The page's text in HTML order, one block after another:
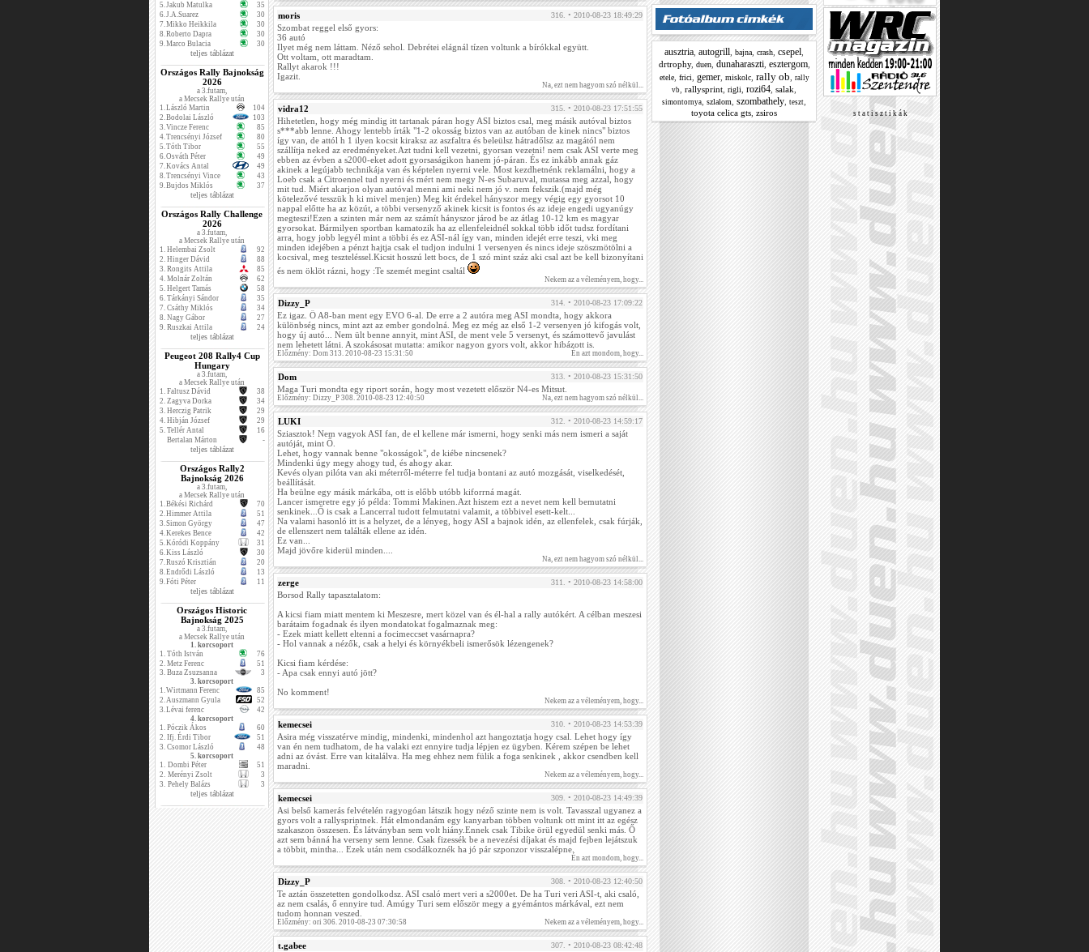
5.Jakub Matulka
35
6.J.A.Suarez
30
7.Mikko Heikkila
30
8.Roberto Dapra
30
9.Marco Bulacia 30
teljes táblázat
Országos Rally Bajnokság
2026
a 3.futam,
a Mecsek Rallye után
1.László Martin
104
2.Bodolai László
103
3.Vincze Ferenc
85
4.Trencsényi József
80
5.Tóth Tibor
55
6.Osváth Péter
49
7.Kovács Antal
49
8.Trencsényi Vince
43
9.Bujdos Miklós 37
teljes táblázat
Országos Rally Challenge
2026
a 3.futam,
a Mecsek Rallye után
1. Helembai Zsolt
92
2. Hinger Dávid
88
3. Rongits Attila
85
4. Molnár Zoltán
62
5. Helgert Tamás
58
6. Tárkányi Sándor
35
7. Csáthy Miklós
34
8. Nagy Gábor
27
9. Ruszkai Attila 24
teljes táblázat
Peugeot 208 Rally4 Cup
Hungary
a 3.futam,
a Mecsek Rallye után
1. Faltusz Dávid
38
2. Zagyva Dorka
34
3. Herczig Patrik
29
4. Hibján József
29
5. Tellér Antal
16
Bertalan Márton
-
teljes táblázat
Országos Rally2
Bajnokság 2026
a 3.futam,
a Mecsek Rallye után
1.Békési Richárd
70
2.Himmer Attila
51
3.Simon György
47
4.Kerekes Bence
42
5.Kóródi Koppány
31
6.Kiss László
30
7.Ruszó Krisztián
20
8.Endrődi László
13
9.Fóti Péter 11
teljes táblázat
Országos Historic
Bajnokság 2025
a 3.futam,
a Mecsek Rallye után
1. korcsoport
1. Tóth István
76
2. Metz Ferenc
51
3. Buza Zsuzsanna
3
3. korcsoport
1.Wirtmann Ferenc
85
2.Auszmann Gyula
52
3.Lévai ferenc
42
4. korcsoport
1. Póczik Ákos
60
2. Ifj. Érdi Tibor
51
3. Csomor László
48
5. korcsoport
1. Dombi Péter
51
2. Merényi Zsolt
3
3. Pehely Balázs 3
teljes táblázat
moris 316. • 2010-08-23 18:49:29
Szombat reggel első gyors:
36 autó
Ilyet még nem láttam. Néző sehol. Debrétei elágnál tízen voltunk a bírókkal együtt.
Ott voltam, ott maradtam.
Rallyt akarok !!!
Igazit.
Na, ezt nem hagyom szó nélkül...
vidra12 315. • 2010-08-23 17:51:55
Hihetetlen, hogy még mindig itt tartanak páran hogy ASI biztos csal, meg másik autóval biztos
s***abb lenne. Ahogy lentebb írták "1-2 okosság biztos van az autóban de kinek nincs" biztos
így van, de attól h 1 ilyen kocsit kiraksz az aszfaltra és beleülsz hátradőlsz az magától nem
szállítja neked az eredményeket.Azt tudni kell vezetni, gyorsan vezetni! nem csak ASI verte meg
ebben az évben a s2000-eket adott gyorsaságikon hanem jó-páran. És ez inkább annak gáz
akinek a legújabb technikája van és képtelen nyerni vele. Most kezdhetnénk reklamálni, hogy a
Loeb csak a Citroennel tud nyerni és mért nem megy N-es Subaruval, mutassa meg azzal, hogy
mit tud. Miért akarjon olyan autóval menni ami neki nem jó v. nem fekszik.(majd még
kötelezővé tesszük h ki mivel menjen) Meg kit érdekel hányszor megy végig egy gyorsot 10
nappal előtte ha az közút, a többi versenyző akinek kicsit is fontos és az ideje engedi ugyanúgy
megteszi!Ezen a szinten már nem az számít hányszor járod be az átlag 10-12 km es magyar
gyorsokat. Bármilyen sportban kamatozik ha az ellenfeleidnél sokkal több időt tudsz fordítani
arra, hogy jobb legyél mint a többi és ez ASI-nál így van, minden idejét erre teszi, vki meg
minden idejében a pénzt hajtja csak el tudjon indulni 1 versenyen és nincs ideje szöszmötölni a
kocsival, meg teszteléssel.Kicsit hosszú lett bocs, de 1 szó mint száz aki csal azt be kell bizonyítani
és nem öklöt rázni, hogy :Te szemét megint csaltál
Nekem az a véleményem, hogy...
Dizzy_P 314. • 2010-08-23 17:09:22
Ez igaz. Ő A8-ban ment egy EVO 6-al. De erre a 2 autóra meg ASI mondta, hogy akkora
különbség nincs, mint azt az ember gondolná. Meg ez még az első 1-2 versenyen jó kifogás volt,
hogy új autó... Nem ült benne annyit, mint ASI, de ment vele 5 versenyt, és számottevő javulást
nem lehetett látni. A szokásosat mutatta: amikor nagyon gyors volt, akkor hibázott is.
Előzmény: Dom 313. 2010-08-23 15:31:50 Én azt mondom, hogy...
Dom 313. • 2010-08-23 15:31:50
Maga Turi mondta egy riport során, hogy most vezetett először N4-es Mitsut.
Előzmény: Dizzy_P 308. 2010-08-23 12:40:50 Na, ezt nem hagyom szó nélkül...
LUKI 312. • 2010-08-23 14:59:17
Sziasztok! Nem vagyok ASI fan, de el kellene már ismerni, hogy senki más nem ismeri a saját
autóját, mint Ő.
Lehet, hogy vannak benne "okosságok", de kiébe nincsenek?
Mindenki úgy megy ahogy tud, és ahogy akar.
Kevés olyan pilóta van aki méterről-méterre fel tudja bontani az autó mozgását, viselkedését,
beállítását.
Ha beülne egy másik márkába, ott is előbb utóbb kiforrná magát.
Lancer ismeretre egy jó példa: Tommi Makinen.Azt hiszem ezt a nevet nem kell bemutatni
senkinek...Ő is csak a Lancerral tudott felmutatni valamit, a többivel esett-kelt...
Na valami hasonló itt is a helyzet, de a lényeg, hogy ASI a bajnok idén, az ellenfelek, csak fúrják,
de ellenszert nem találták ellene az idén.
Ez van...
Majd jövőre kiderül minden....
Na, ezt nem hagyom szó nélkül...
zerge 311. • 2010-08-23 14:58:00
Borsod Rally tapasztalatom:
A kicsi fiam miatt mentem ki Meszesre, mert közel van és él-hal a rally autókért. A célban meszesi
barátaim fogadnak és ilyen mondatokat fogalmaznak meg:
- Ezek miatt kellett eltenni a focimeccset vasárnapra?
- Hol vannak a nézők, csak a helyi és környékbeli ismerősök lézengenek?
Kicsi fiam kérdése:
- Apa csak ennyi autó jött?
No komment!
Nekem az a véleményem, hogy...
kemecsei 310. • 2010-08-23 14:53:39
Asira még visszatérve mindig, mindenki, mindenhol azt hangoztatja hogy csal. Lehet hogy így
van én nem tudhatom, de ha valaki ezt ennyire tudja lépjen ez ügyben. Kérem szépen be lehet
adni az óvást. Erre van kitalálva. Ha meg ehhez nem fülik a foga senkinek , akkor csendben kell
maradni.
Nekem az a véleményem, hogy...
kemecsei 309. • 2010-08-23 14:49:39
Asi belső kamerás felvételén ragyogóan látszik hogy néző szinte nem is volt. Tavasszal ugyanez a
gyors volt a rallysprintnek. Hát elmondanám egy kanyarban többen voltunk ott mint itt az egész
szakaszon összesen. És látványban sem volt hiány.Ennek csak Tibike örül egyedül senki más. Ő
azt sem bánná ha verseny sem lenne. Csak fizessék be a nevezési díjakat és majd fejben lejátszuk
a többit, mintha... Ezek után nem csodálkoznék ha jó pár szponzor visszalépne.
Én azt mondom, hogy...
Dizzy_P 308. • 2010-08-23 12:40:50
Te aztán összetetten gondolkodsz. ASI csaló mert veri a s2000et. De ha Turi veri ASI-t, aki csaló,
az nem csalás, ő ennyire tud. Amúgy Turi sem először megy a gyémántos márkával, ezt nem
tudom honnan veszed.
Előzmény: ori 306. 2010-08-23 07:30:58 Nekem az a véleményem, hogy...
t.gabee 307. • 2010-08-23 08:42:48
ausztria autogrill bajna crash csepel
drtrophy, duen, dunaharaszti, esztergom,
etele, frici gemer, miskolc, rally ob
rally
vb rallysprint rigli rozi64 salak
simontornya szlalom szombathely teszt
toyota celica gts zsiros s t a t i s z t i k á k